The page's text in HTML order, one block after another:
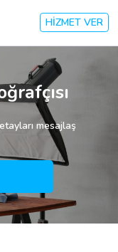
HİZMET VER
mesajlaş